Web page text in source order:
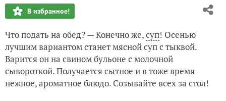
Мастер-класс "Жюльен из тыквы"
Грибы с грецкими орехами
Салат с мясом и редькой
Тыквенная запеканка с грибами
В избранное!
Что подать на обед? — Конечно же,суп! Осенью
лучшим вариантом станет мясной суп с тыквой.
Варится он на свином бульоне с молочной
сывороткой. Получается сытное и в тоже время
нежное, ароматное блюдо. Созывайте всех за стол!